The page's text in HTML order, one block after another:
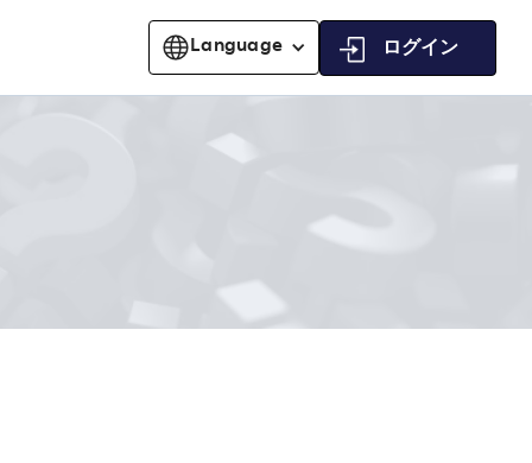
Language ログイン